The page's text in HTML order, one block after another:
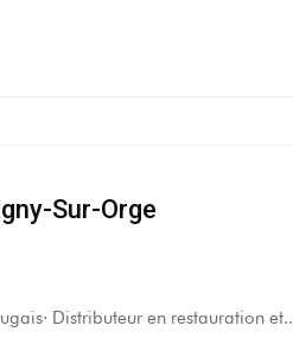
Sur-Orge
Distributeur en restauration et..